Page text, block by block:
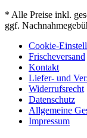
* Alle Preise inkl.
ggf.
Cookie-
Frischeversand
Kontakt
Liefer- und
Widerrufsrecht
Datenschutz
Allgemeine
Impressum